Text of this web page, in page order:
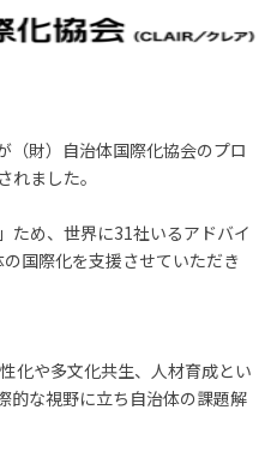
（財）自治体国際化協会のプロ
ました。
ため、世界に31社いるアドバイ
国際化を支援させていただき
化や多文化共生、人材育成とい
的な視野に立ち自治体の課題解